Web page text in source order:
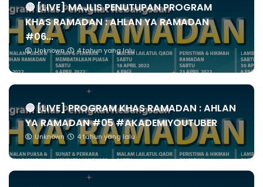
🔴 [LIVE] MAJLIS PENUTUPAN PROGRAM
KHAS RAMADAN : AHLAN YA RAMADAN
#06...
Unknown 4 tahun yang lalu
🔴 [LIVE] PROGRAM KHAS RAMADAN : AHLAN
YA RAMADAN #05 #AKADEMIYOUTUBER
Unknown 4 tahun yang lalu